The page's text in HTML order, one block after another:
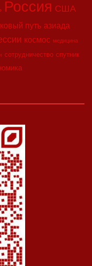
Россия США
путь азиада
космос медицина
сотрудничество спутник